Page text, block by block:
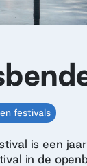
festivals
is een
in de